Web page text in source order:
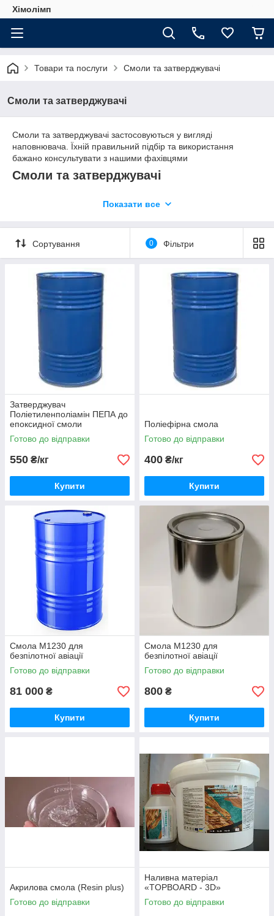
Хімолімп
Товари та послуги Смоли та затверджувачі
Смоли та затверджувачі
Смоли та затверджувачі застосовуються у вигляді
наповнювача. Їхній правильний підбір та використання
бажано консультувати з нашими фахівцями
Смоли та затверджувачі
Епоксидні клеї
Поліефіри та вінілові ефіри
Показати все
Сортування 0 Фільтри
Затверджувач
Поліетиленполіамін ПЕПА до
епоксидної смоли
Готово до відправки
550 ₴/кг
Купити
Поліефірна смола
Готово до відправки
400 ₴/кг
Купити
Смола М1230 для
безпілотної авіації
Готово до відправки
81 000 ₴
Купити
Смола М1230 для
безпілотної авіації
Готово до відправки
800 ₴
Купити
Акрилова смола (Resin plus)
Готово до відправки
Наливна матеріал
«TOPBOARD - 3D»
Готово до відправки